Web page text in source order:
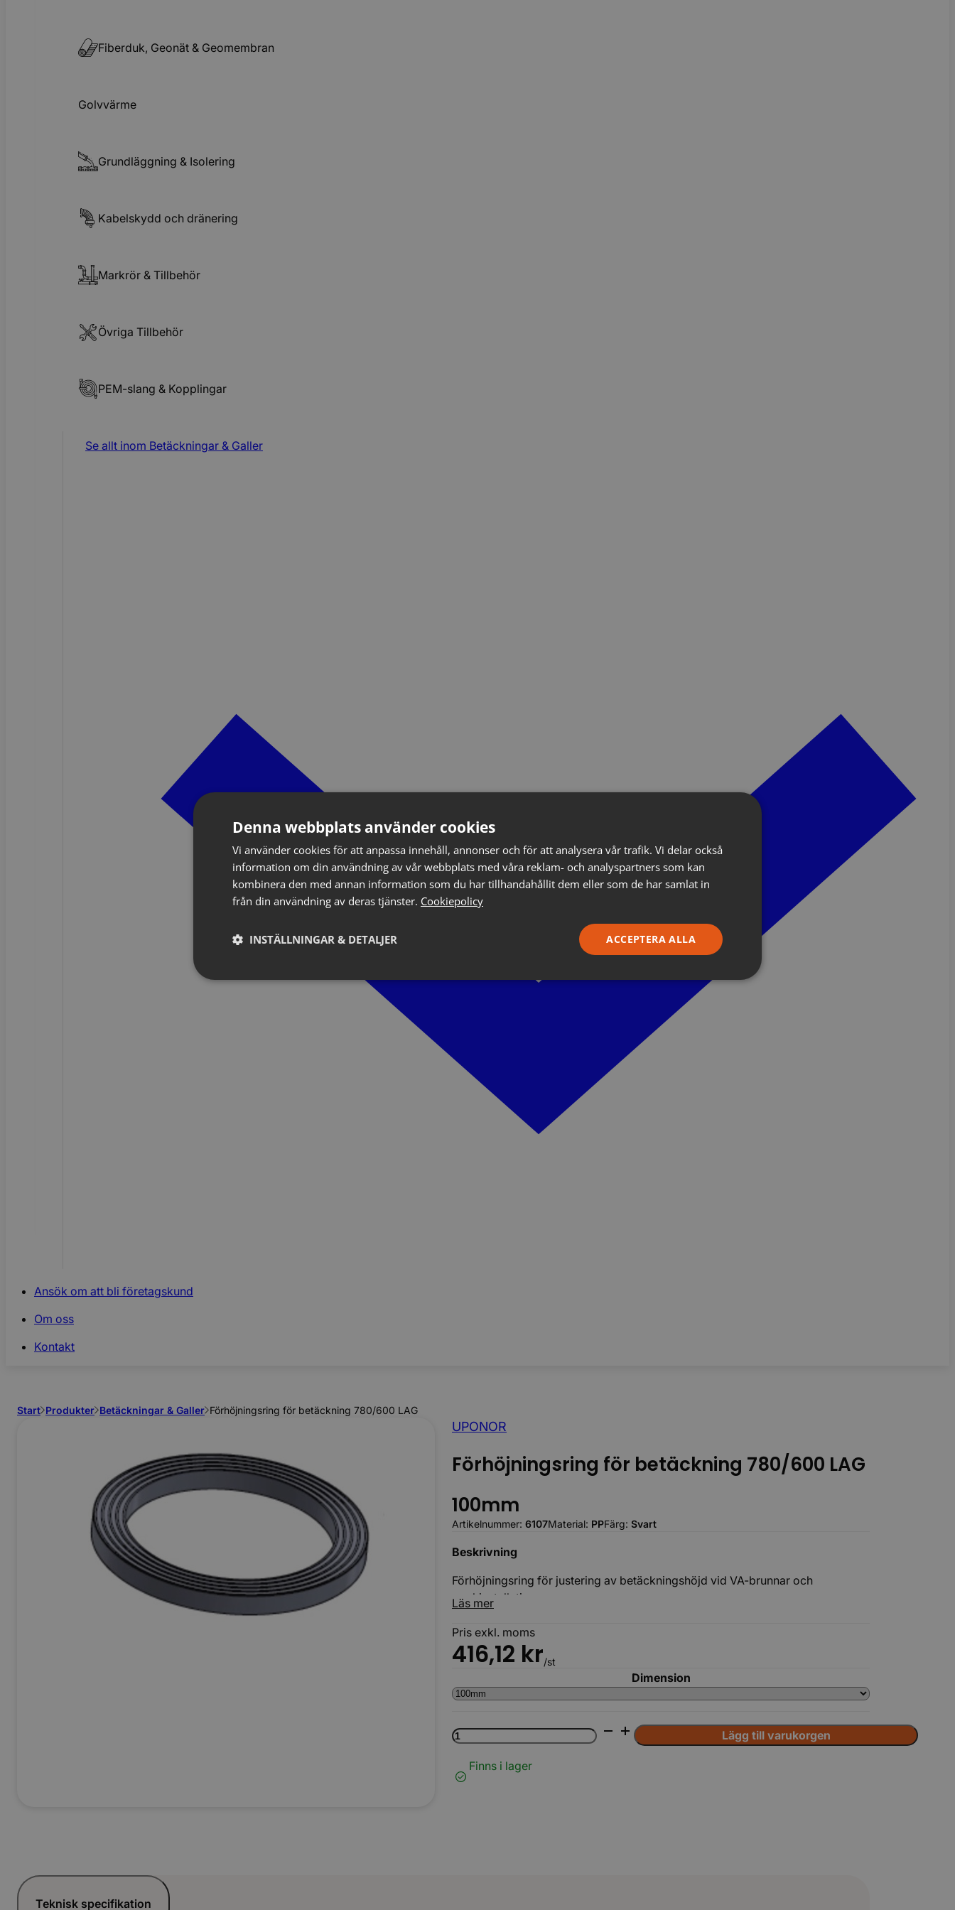
Fiberduk, Geonät & Geomembran
Golvvärme
Grundläggning & Isolering
Kabelskydd och dränering
Markrör & Tillbehör
Övriga Tillbehör
PEM-slang & Kopplingar
Se allt inom Betäckningar & Galler
Ej Körbara Körbara
Betong & Stenprodukter
Ansök om att bli företagskund
Om oss
Kontakt
Start Produkter Betäckningar & Galler Förhöjningsring för betäckning 780/600 LAG
UPONOR
Förhöjningsring för betäckning 780/600 LAG
100mm
Artikelnummer: 6107Material: PPFärg: Svart
Beskrivning
Förhöjningsring för justering av betäckningshöjd vid VA-brunnar och
markinstallationer.
Läs mer
Pris exkl. moms
416,12 kr/st
Dimension
Förhöjningsring
för
780/600
LAG
Lägg till varukorgen
Finns i lager
Teknisk specifikation
Denna webbplats använder cookies
Vi använder cookies för att anpassa innehåll, annonser och för att analysera vår trafik. Vi delar också
information om din användning av vår webbplats med våra reklam- och analyspartners som kan
kombinera den med annan information som du har tillhandahållit dem eller som de har samlat in
från din användning av deras tjänster. Cookiepolicy
ACCEPTERA ALLA
INSTÄLLNINGAR & DETALJER